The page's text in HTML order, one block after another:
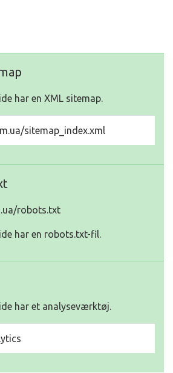
har en XML sitemap.
sitemap_index.xml
robots.txt
har en robots.txt-fil.
har et analyseværktøj.